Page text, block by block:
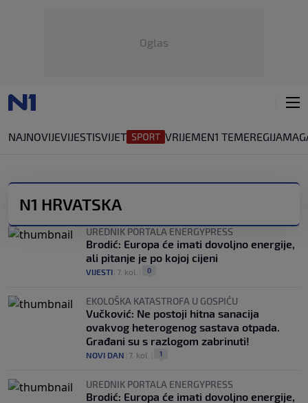
Oglas
NAJNOVIJEVIJESTISVIJET VRIJEMEN1 TEMEREGIJA
N1 HRVATSKA
UREDNIK PORTALA ENERGYPRESS
Brodić: Europa će imati dovoljno energije,
ali pitanje je po kojoj cijeni
VIJESTI 7. kol. 0
EKOLOŠKA KATASTROFA U GOSPIĆU
Vučković: Ne postoji hitna sanacija
ovakvog heterogenog sastava otpada.
Građani su s razlogom zabrinuti!
NOVI DAN 7. kol. 1
UREDNIK PORTALA ENERGYPRESS
Brodić: Europa će imati dovoljno energije,